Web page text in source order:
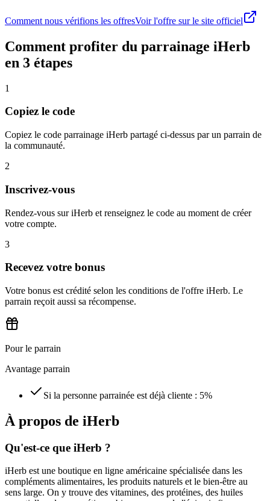
Comment nous vérifions les offresVoir l'offre sur le site officiel
Comment profiter du parrainage iHerb
en 3 étapes
1
Copiez le code
Copiez le code parrainage iHerb partagé ci-dessus par un parrain de
la communauté.
2
Inscrivez-vous
Rendez-vous sur iHerb et renseignez le code au moment de créer
votre compte.
3
Recevez votre bonus
Votre bonus est crédité selon les conditions de l'offre iHerb. Le
parrain reçoit aussi sa récompense.
Pour le parrain
Avantage parrain
Si la personne parrainée est déjà cliente : 5%
À propos de iHerb
Qu'est-ce que iHerb ?
iHerb est une boutique en ligne américaine spécialisée dans les
compléments alimentaires, les produits naturels et le bien-être au
sens large. On y trouve des vitamines, des protéines, des huiles